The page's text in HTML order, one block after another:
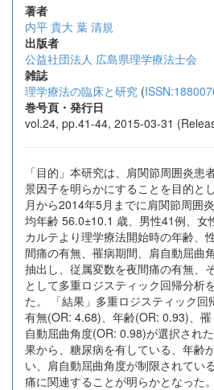
著者
内平 貴大 葉 清規
出版者
公益社団法人 広島県理学療法士会
雑誌
理学療法の臨床と研究 (
巻号頁・発行日
vol.24, pp.41-44, 2015-03-31
「目的」本研究は、肩関節周囲炎患
景因子を明らかにすることを目的と
月から2014年5月までに肩関節周囲
均年齢 56.0±10.1 歳、男性41例、女
カルテより理学療法開始時の年齢、
間痛の有無、罹病期間、肩自動屈曲
抽出し、従属変数を夜間痛の有無、
として多重ロジスティック回帰分析
た。 「結果」多重ロジスティック
有無(OR: 4.68)、年齢(OR: 0.93)、
自動屈曲角度(OR: 0.98)が選択され
果から、糖尿病を有している、年齢
い、肩自動屈曲角度が制限されてい
痛に関連することが明らかとなった。